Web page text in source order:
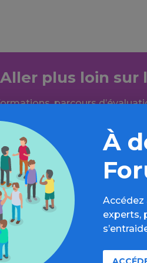
Aller plus loin sur
parcours
À
Accédez
experts,